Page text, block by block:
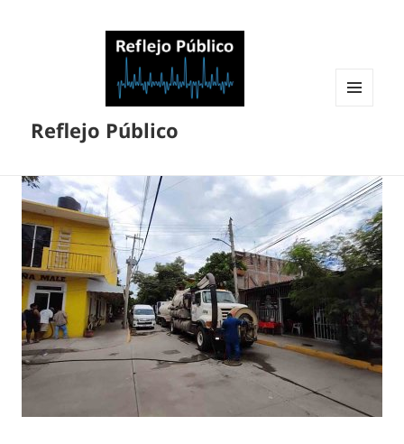
Reflejo Público